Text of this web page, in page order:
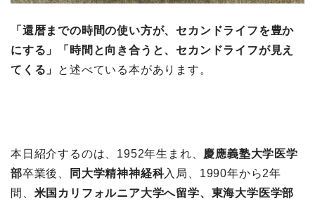
「還暦までの時間の使い方が、セカンドライフを豊か
にする」「時間と向き合うと、セカンドライフが見え
てくる」
と述べている本があります。
本日紹介するのは、1952年生まれ、 慶應義塾大学医学
部卒業後、 同大学精神神経科入局、1990年から2年
間、 米国カリフォルニア大学へ留学、東海大学医学部